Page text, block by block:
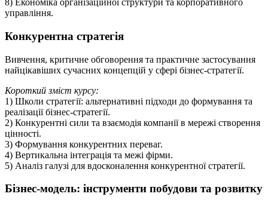
8) Економіка організаційної структури та корпоративного
управління.
Конкурентна стратегія
Вивчення, критичне обговорення та практичне застосування
найцікавіших сучасних концепцій у сфері бізнес-стратегії.
Короткий зміст курсу:
1) Школи стратегії: альтернативні підходи до формування та
реалізації бізнес-стратегії.
2) Конкурентні сили та взаємодія компанії в мережі створення
цінності.
3) Формування конкурентних переваг.
4) Вертикальна інтеграція та межі фірми.
5) Аналіз галузі для вдосконалення конкурентної стратегії.
Бізнес-модель: інструменти побудови та розвитку